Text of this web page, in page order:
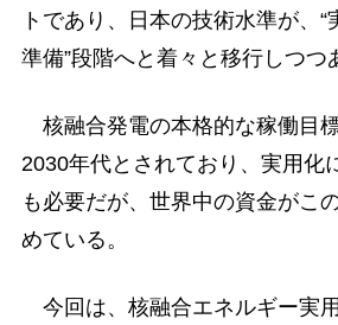
トであり、日本の技術水準が、“
準備”段階へと着々と移行しつつ
核融合発電の本格的な稼働目
2030年代とされており、実用化
も必要だが、世界中の資金がこ
めている。
今回は、核融合エネルギー実